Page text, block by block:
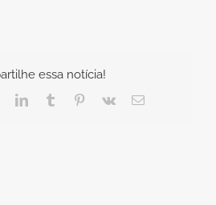
essa notícia!
LinkedInTumblr Pinterest
Vk
E-